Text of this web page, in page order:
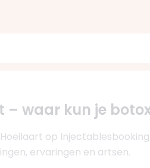
– waar kun je
op
ervaringen en artsen.